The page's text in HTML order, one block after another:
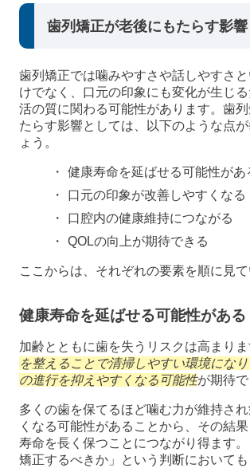
歯列矯正が老後にもたらす影
歯列矯正では噛みやすさや話しやすさ
けでなく、口元の印象にも変化が生じ
活の質に関わる可能性があります。歯
たらす影響としては、以下のような点
ょう。
健康寿命を延ばせる可能性があ
口元の印象が改善しやすくなる
口腔内の健康維持につながる
QOLの向上が期待できる
ここからは、それぞれの要素を順に見て
健康寿命を延ばせる可能性がある
加齢とともに歯を失うリスクは高まりま
を整えることで清掃しやすい環境にな
の進行を抑えやすくなる可能性が期待で
多くの歯を保てるほど噛む力が維持さ
くなる可能性があることから、その結
寿命を長く保つことにつながり得ます
矯正するべきか」という判断において